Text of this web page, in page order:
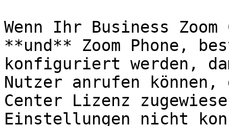
Wenn Ihr Business
**und** Zoom Phone,
konfiguriert werden,
Nutzer anrufen
Center Lizenz
Einstellungen nicht